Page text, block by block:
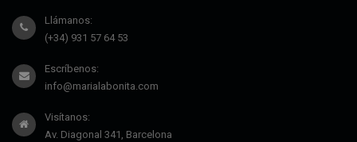
Llámanos:
(+34) 931 57 64 53
Escríbenos:
info@marialabonita.com
Visítanos:
Av. Diagonal 341, Barcelona